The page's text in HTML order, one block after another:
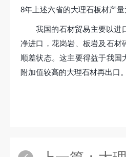
8年上述六省的大理石板材产
我国的石材贸易主要以进
净进口，花岗岩、板岩及石材
顺差状态。这主要得益于我
附加值较高的大理石材再出口。